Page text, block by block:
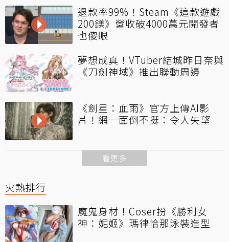
退款率99%！Steam《這款遊戲
200鎂》營收破4000萬元開發者
也傻眼
夢想成真！VTuber結城昨日奈與
《刀劍神域》推出聯動周邊
《劍星：血雨》官方上傳AI影
片！網一面倒不挺：令人失望
看更多
火熱排行
魔鬼身材！Coser扮《勝利女
神：妮姬》瑪律恰那泳裝造型